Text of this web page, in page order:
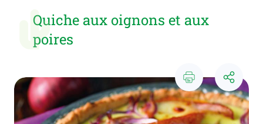
principalQuiche aux oignons et aux
poires